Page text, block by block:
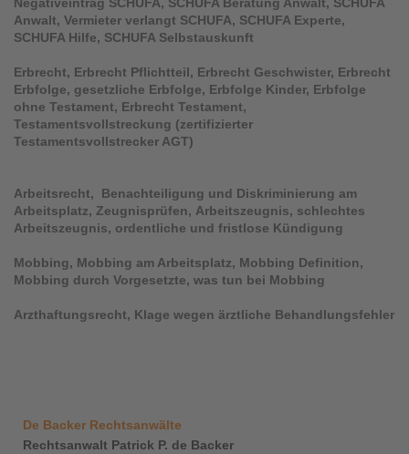
Negativeintrag SCHUFA, SCHUFA Beratung Anwalt, SCHUFA
Anwalt, Vermieter verlangt SCHUFA, SCHUFA Experte,
SCHUFA Hilfe, SCHUFA Selbstauskunft
Erbrecht, Erbrecht Pflichtteil, Erbrecht Geschwister, Erbrecht
Erbfolge, gesetzliche Erbfolge, Erbfolge Kinder, Erbfolge
ohne Testament, Erbrecht Testament,
Testamentsvollstreckung (zertifizierter
Testamentsvollstrecker AGT)
Arbeitsrecht, Benachteiligung und Diskriminierung am
Arbeitsplatz, Zeugnisprüfen, Arbeitszeugnis, schlechtes
Arbeitszeugnis, ordentliche und fristlose Kündigung
Mobbing, Mobbing am Arbeitsplatz, Mobbing Definition,
Mobbing durch Vorgesetzte, was tun bei Mobbing
Arzthaftungsrecht, Klage wegen ärztliche Behandlungsfehler
De Backer Rechtsanwälte
Rechtsanwalt Patrick P. de Backer